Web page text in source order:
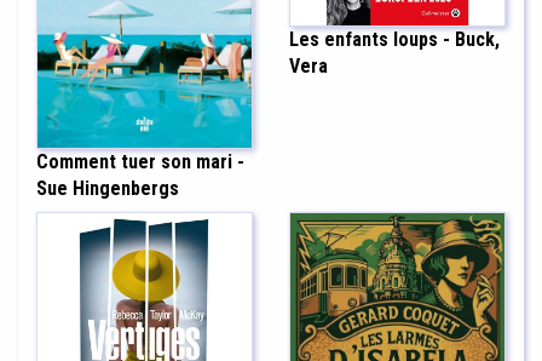
Comment tuer son mari -
Sue Hingenbergs
Les enfants loups - Buck,
Vera